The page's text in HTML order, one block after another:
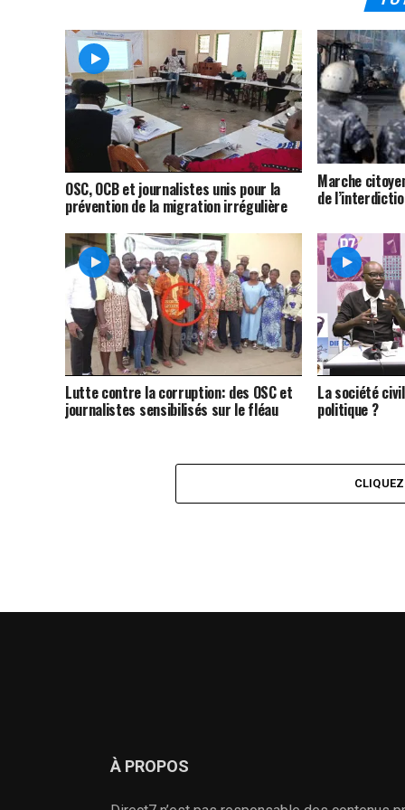
OSC, OCB et journalistes unis pour la
prévention de la migration irrégulière
Marche
de
Lutte contre la corruption: des OSC et
journalistes sensibilisés sur le fléau
La société
politique ?
À PROPOS